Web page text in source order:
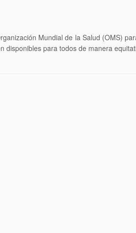
Mundial de la Salud (OMS)
disponibles para todos de manera